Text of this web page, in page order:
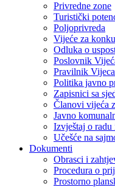
Privredne zone
Turistički
Poljoprivreda
Vijeće za
Odluka o
Poslovnik
Pravilnik
Politika javno
Zapisnici sa
Članovi vijeća
Javno
Izvještaj o radu
Učešće na
Dokumenti
Obrasci i
Procedura o
Prostorno